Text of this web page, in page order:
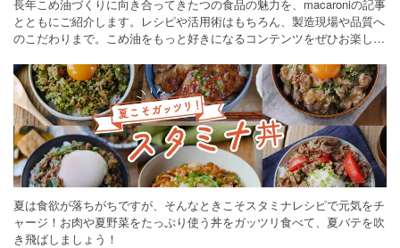
長年こめ油づくりに向き合ってきたつの食品の魅力を、macaroniの記事
とともにご紹介します。レシピや活用術はもちろん、製造現場や品質へ
のこだわりまで。こめ油をもっと好きになるコンテンツをぜひお楽しみ
夏は食欲が落ちがちですが、そんなときこそスタミナレシピで元気をチ
ャージ！お肉や夏野菜をたっぷり使う丼をガッツリ食べて、夏バテを吹
き飛ばしましょう！